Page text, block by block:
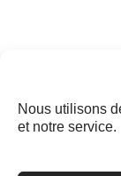
Nous utilisons
et notre service.